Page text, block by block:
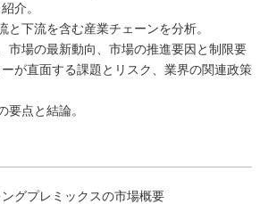
介。
と下流を含む産業チェーンを分析。
市場の最新動向、市場の推進要因と制限要
が直面する課題とリスク、業界の関連政策
要点と結論。
グプレミックスの市場概要